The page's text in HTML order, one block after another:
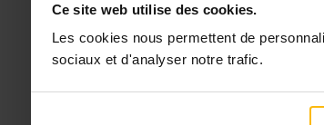
Ce site web utilise des cookies.
Les cookies nous permettent de
sociaux et d'analyser notre trafic.